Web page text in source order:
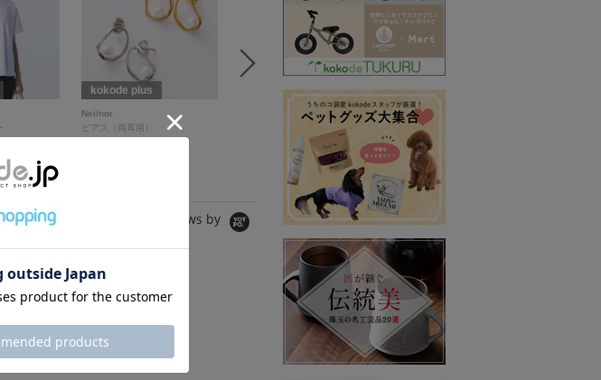
kokode plus
Nei/nor
ピアス（両耳用）
kokode plus kokode plus
Nei/nor
イヤーカフ
3,300円
Reviews by